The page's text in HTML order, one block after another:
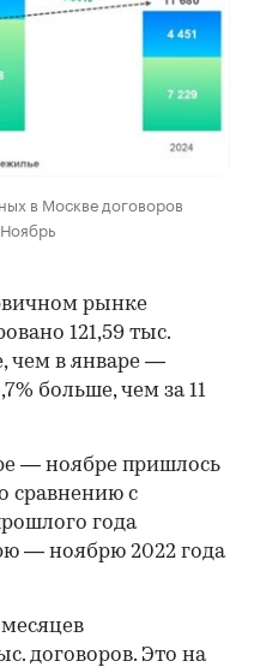
в Москве договоров
рынке
121,59 тыс.
чем в январе —
больше, чем за 11
— ноябре пришлось
сравнению с
года
— ноябрю 2022 года
договоров. Это на